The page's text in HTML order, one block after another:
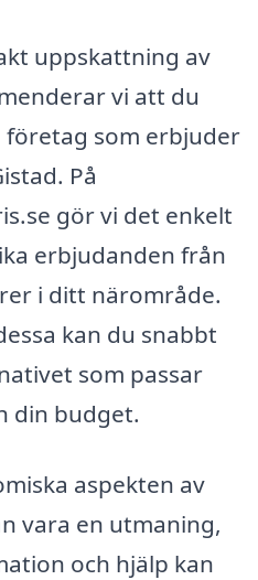
uppskattning av
vi att du
som erbjuder
På
gör vi det enkelt
erbjudanden från
i ditt närområde.
kan du snabbt
som passar
din budget.
aspekten av
vara en utmaning,
och hjälp kan